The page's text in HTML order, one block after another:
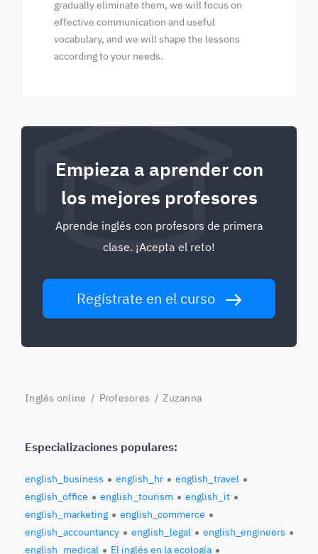
gradually eliminate them, we will focus on
effective communication and useful
vocabulary, and we will shape the lessons
according to your needs.
Empieza a aprender con
los mejores profesores
Aprende inglés con profesors de primera
clase. ¡Acepta el reto!
Regístrate en el curso
Inglés online / Profesores / Zuzanna
Especializaciones populares:
english_business english_hr
english_travel
english_office
english_tourism
english_it
english_marketing
english_commerce
english_accountancy
english_legal
english_engineers
english_medical
El inglés en la ecología